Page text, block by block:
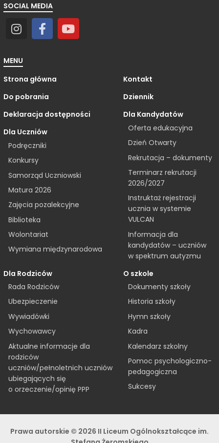
SOCIAL MEDIA
MENU
Strona główna
O szkole
Dokumenty szkoły
Historia szkoły
Hymn szkoły
Kadra
Kalendarz szkolny
Pomoc psychologiczno-
pedagogiczna
Sukcesy
Dla Uczniów
Podręczniki
Konkursy
Samorząd Uczniowski
Matura 2026
Zajęcia pozalekcyjne
Biblioteka
Wolontariat
Wymiana międzynarodowa
Dla Rodziców
Rada Rodziców
Ubezpieczenie
Wywiadówki
Wychowawcy
Aktualne informacje dla
rodziców
uczniów/pełnoletnich uczniów
ubiegających się
o orzeczenie/opinię PPP
Dla Kandydatów
Oferta edukacyjna
Dzień Otwarty
Rekrutacja – dokumenty
Terminarz rekrutacji
2026/2027
Instruktaż rejestracji
ucznia w systemie
VULCAN
Informacja dla
kandydatów – uczniów
w spektrum autyzmu
Dziennik
Do pobrania
Deklaracja dostępności
Kontakt
Prawa autorskie © 2026 II Liceum Ogólnokształcące im.